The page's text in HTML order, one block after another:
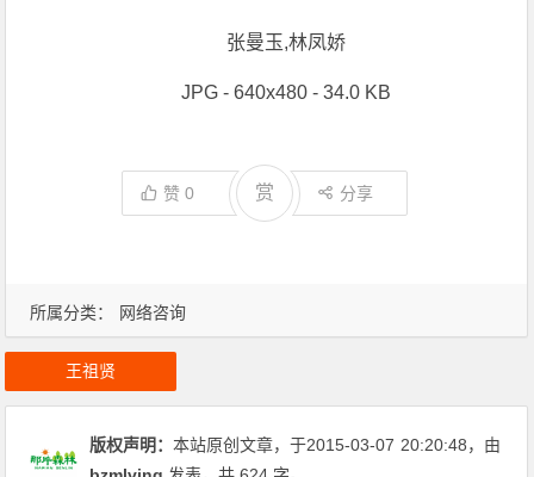
所属分类： 网络咨询
张曼玉,林凤娇
JPG - 640x480 - 34.0 KB
赞0 赏 分享
王祖贤
版权声明：本站原创文章，于2015-03-07 20:20:48，由